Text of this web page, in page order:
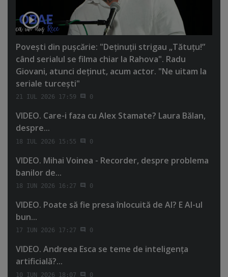
Poveşti din puşcărie: "Deţinuţii strigau „Tătuţu!”
când serialul se filma chiar la Rahova". Radu
Giovani, atunci deţinut, acum actor. "Ne uitam la
seriale turceşti"
21 IUL 2026 17:59 0
VIDEO. Care-i faza cu Alex Stamate? Laura Bălan,
despre...
18 IUL 2026 15:55 0
VIDEO. Mihai Voinea - Recorder, despre problema
banilor de...
18 IUN 2026 16:27 0
VIDEO. Poate să fie presa înlocuită de AI? E AI-ul
bun...
17 IUN 2026 17:27 0
VIDEO. Andreea Esca se teme de inteligenţa
artificială?...
10 IUN 2026 18:07 0